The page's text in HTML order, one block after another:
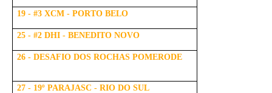
19 - #3 XCM - PORTO BELO
25 - #2 DHI - BENEDITO NOVO
26 - DESAFIO DOS ROCHAS POMERODE
27 - 19º PARAJASC - RIO DO SUL